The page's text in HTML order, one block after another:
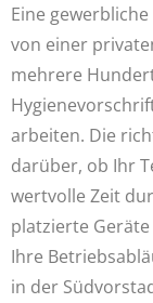
Eine
von einer
mehrere
arbeiten. Die
darüber, ob Ihr
wertvolle Zeit
platzierte
Ihre
in der